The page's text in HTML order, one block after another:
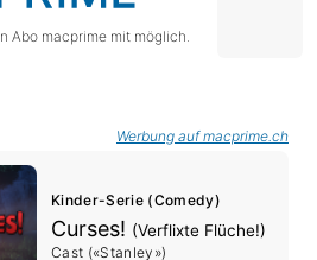
Abo macprime mit möglich.
Werbung auf macprime.ch
Kinder-Serie (Comedy)
Curses! (Verflixte Flüche!)
Cast («Stanley»)